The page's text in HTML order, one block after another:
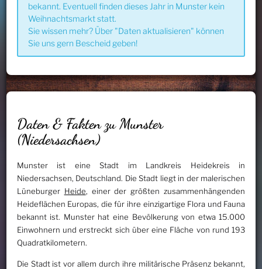
bekannt. Eventuell finden dieses Jahr in Munster kein
Weihnachtsmarkt statt.
Sie wissen mehr? Über "Daten aktualisieren" können
Sie uns gern Bescheid geben!
Daten & Fakten zu Munster
(Niedersachsen)
Munster ist eine Stadt im Landkreis Heidekreis in
Niedersachsen, Deutschland. Die Stadt liegt in der malerischen
Lüneburger Heide, einer der größten zusammenhängenden
Heideflächen Europas, die für ihre einzigartige Flora und Fauna
bekannt ist. Munster hat eine Bevölkerung von etwa 15.000
Einwohnern und erstreckt sich über eine Fläche von rund 193
Quadratkilometern.
Die Stadt ist vor allem durch ihre militärische Präsenz bekannt,